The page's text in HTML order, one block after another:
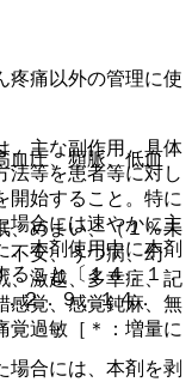
痛以外の管理に使
主な副作用、具体
法等を患者等に対し
開始すること。特に
場合には速やかに主
、本剤使用中に本剤
ること〔１４．１．
２．９、１４．
合には、本剤を剥
血圧、頻脈、低血
めまい、（１％未
不安、うつ病、幻
、激越、多幸症、記
感覚、感覚鈍麻、無
覚過敏［＊：増量に